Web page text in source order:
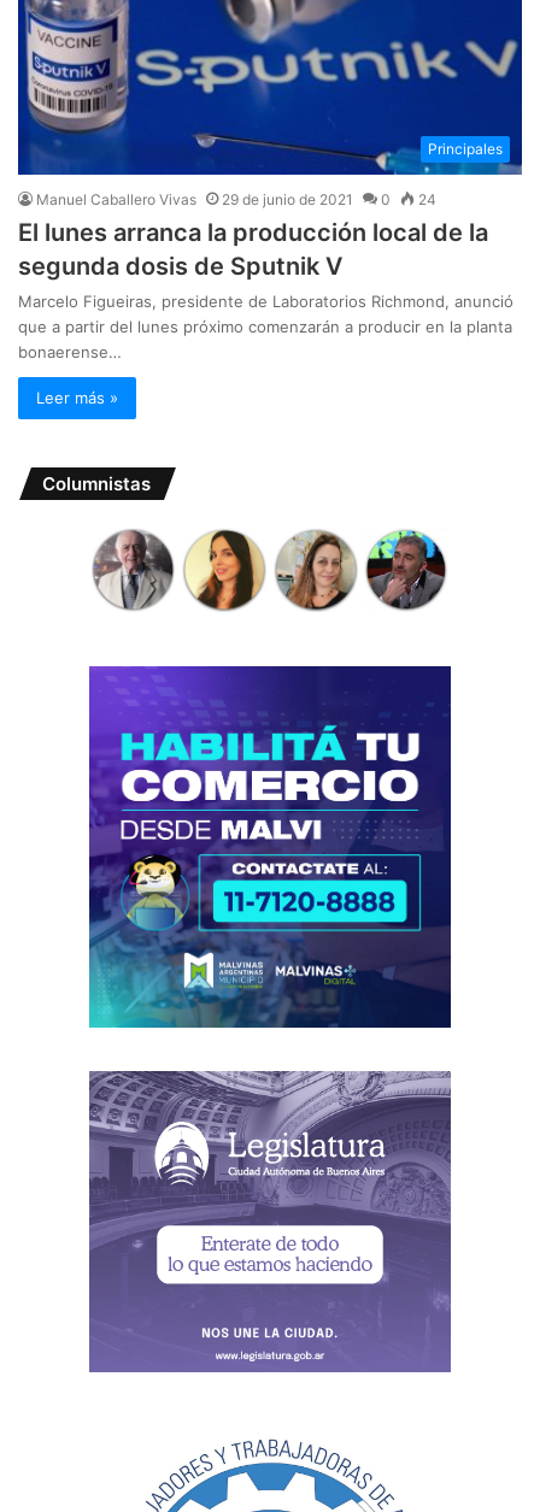
Principales
Manuel Caballero Vivas 29 de junio de 2021 0 24
El lunes arranca la producción local de la
segunda dosis de Sputnik V
Marcelo Figueiras, presidente de Laboratorios Richmond, anunció
que a partir del lunes próximo comenzarán a producir en la planta
bonaerense…
Leer más »
Columnistas